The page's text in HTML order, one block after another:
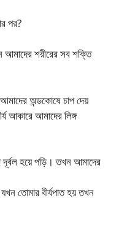
পর?
আমাদের শরীরের সব শক্তি
অন্ডকোষে চাপ দেয়
আকারে আমাদের লিঙ্গ
হয়ে পড়ি। তখন আমাদের
তোমার বীর্যপাত হয় তখন